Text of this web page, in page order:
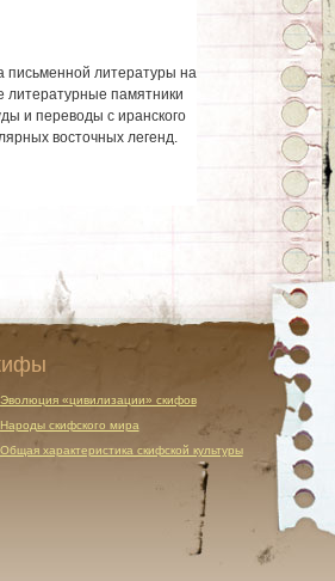
письменной литературы на
литературные памятники
и переводы с иранского
восточных легенд.
Эволюция «цивилизации» скифов
Народы скифского мира
Общая характеристика скифской культуры